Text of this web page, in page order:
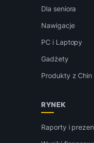
Dla seniora
Nawigacje
PC i Laptopy
Gadżety
Produkty z Chin
RYNEK
Raporty i